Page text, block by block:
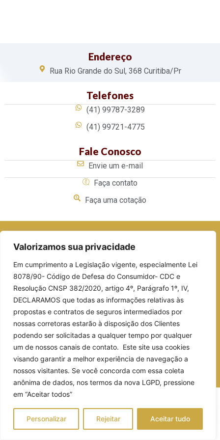
Valorizamos sua privacidade
Em cumprimento a Legislação vigente, especialmente Lei
8078/90- Código de Defesa do Consumidor- CDC e
Resolução CNSP 382/2020, artigo 4º, Parágrafo 1º, IV,
DECLARAMOS que todas as informações relativas às
propostas e contratos de seguros intermediados por
nossas corretoras estarão à disposição dos Clientes
podendo ser solicitadas a qualquer tempo por qualquer
um de nossos canais de contato. Este site usa cookies
visando garantir a melhor experiência de navegação a
nossos visitantes. Se você concorda com essa coleta
anônima de dados, nos termos da nova LGPD, pressione
em “Aceitar todos”
Personalizar Rejeitar Aceitar tudo
Endereço
Rua Rio Grande do Sul, 368 Curitiba/Pr
Telefones
(41) 99787-3289
(41) 99721-4775
Fale Conosco
Envie um e-mail
Faça contato
Faça uma cotação
© 2026, Sebrag - Corretora de Seguros.
Criado por Projeto Novo Corretor
Política de Privacidade